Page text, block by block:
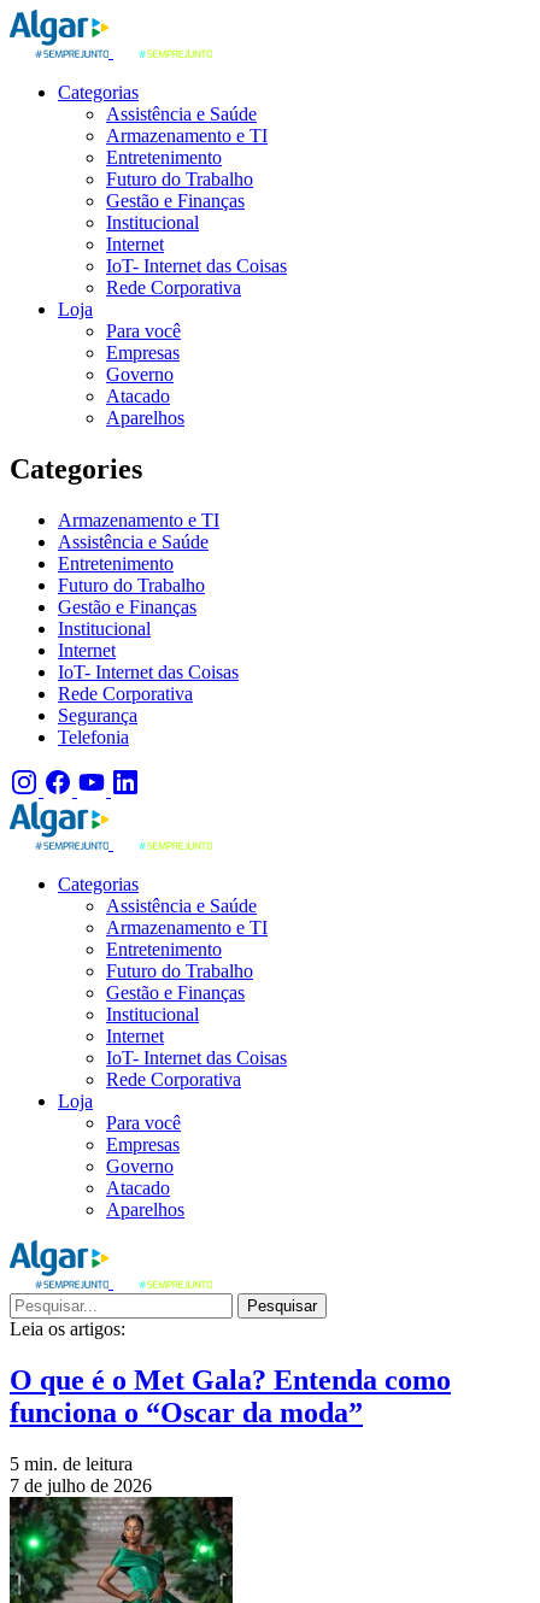
Categorias
Assistência e Saúde
Armazenamento e TI
Entretenimento
Futuro do Trabalho
Gestão e Finanças
Institucional
Internet
IoT- Internet das Coisas
Rede Corporativa
Loja
Para você
Empresas
Governo
Atacado
Aparelhos
Categories
Armazenamento e TI
Assistência e Saúde
Entretenimento
Futuro do Trabalho
Gestão e Finanças
Institucional
Internet
IoT- Internet das Coisas
Rede Corporativa
Segurança
Telefonia
Categorias
Assistência e Saúde
Armazenamento e TI
Entretenimento
Futuro do Trabalho
Gestão e Finanças
Institucional
Internet
IoT- Internet das Coisas
Rede Corporativa
Loja
Para você
Empresas
Governo
Atacado
Aparelhos
Pesquisar
Leia os artigos:
O que é o Met Gala? Entenda como
funciona o “Oscar da moda”
5 min. de leitura
7 de julho de 2026